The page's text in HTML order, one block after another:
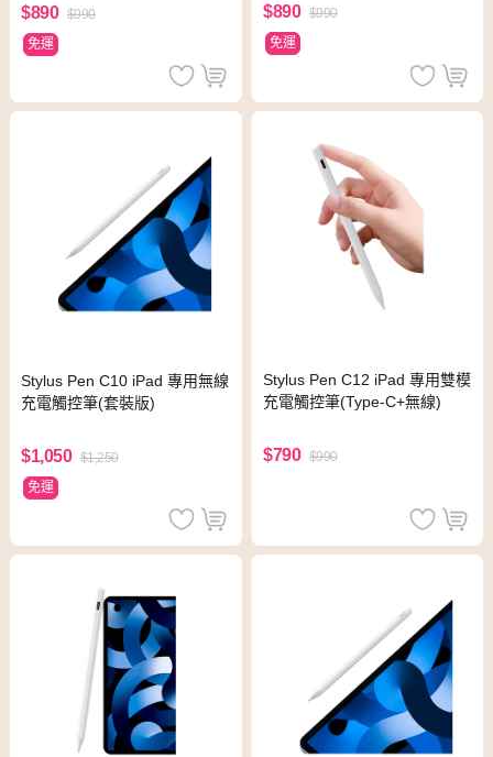
$890 $990
免運
$890 $990
免運
Stylus Pen C10 iPad 專用無線
充電觸控筆(套裝版)
$1,050 $1,250
免運
Stylus Pen C12 iPad 專用雙模
充電觸控筆(Type-C+無線)
$790 $990